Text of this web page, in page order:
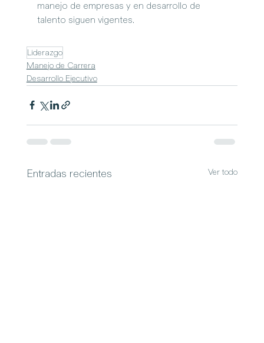
manejo de empresas y en desarrollo de
talento siguen vigentes.
Liderazgo
Manejo de Carrera
Desarrollo Ejecutivo
Entradas recientes Ver todo